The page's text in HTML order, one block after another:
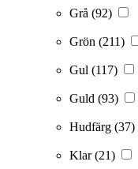
Grå (92)
Grön (211)
Gul (117)
Guld (93)
Hudfärg (37)
Klar(21)